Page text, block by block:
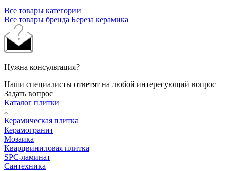
Все товары категории
Все товары бренда Береза керамика
Нужна консультация?
Наши специалисты ответят на любой интересующий вопрос
Задать вопрос
Каталог плитки
Керамическая плитка
Керамогранит
Мозаика
Кварцвиниловая плитка
SPC-ламинат
Сантехника